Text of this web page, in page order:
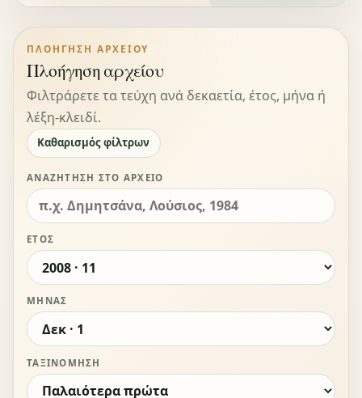
ΠΛΟΉΓΗΣΗ ΑΡΧΕΊΟΥ
Πλοήγηση αρχείου
Φιλτράρετε τα τεύχη ανά δεκαετία, έτος, μήνα ή
λέξη-κλειδί.
Καθαρισμός φίλτρων
ΑΝΑΖΉΤΗΣΗ ΣΤΟ ΑΡΧΕΊΟ
ΈΤΟΣ
ΜΉΝΑΣ
ΤΑΞΙΝΌΜΗΣΗ